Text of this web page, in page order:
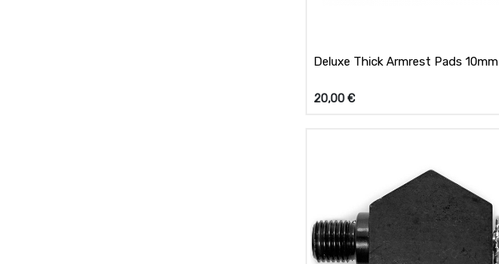
Deluxe Thick Armrest Pads 10mm
20,00€